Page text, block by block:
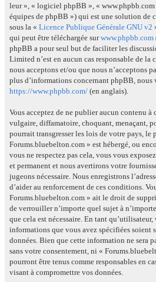
leur », « logiciel phpBB », «
équipes de phpBB ») qui est une solution de
sous la « Licence Publique Générale GNU v2
qui peut être téléchargée surwww.phpbb.com
phpBB a pour seul but de faciliter les
Limited n’est en aucun cas responsable de
nous acceptons et/ou que nous n’acceptons
plus d’informations concernant phpBB,
https://www.phpbb.com/ (en anglais).
Vous acceptez de ne publier aucun contenu à
vulgaire, diffamatoire, choquant, menaçant,
pourrait transgresser les lois de votre pays, le
Forums.bluebelton.com » est hébergé, ou
vous ne respectez pas cela, vous vous
et permanent et nous avertirons votre
jugeons nécessaire. Nous enregistrons
d’aider au renforcement de ces conditions.
Forums.bluebelton.com » ait le droit de
de verrouiller n’importe quel sujet à
que cela est nécessaire. En tant
informations que vous avez spécifiées soient
données. Bien que cette information ne sera
sans votre consentement, ni «
pourront être tenus comme responsables en
visant à compromettre vos données.